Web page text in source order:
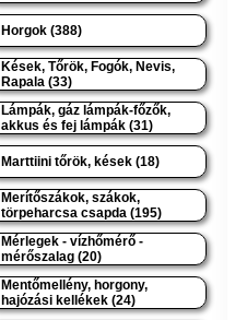
Horgok (388)
Kések, Tőrök, Fogók, Nevis,
Rapala (33)
Lámpák, gáz lámpák-főzők,
akkus és fej lámpák (31)
Marttiini tőrök, kések (18)
Merítőszákok, szákok,
törpeharcsa csapda (195)
Mérlegek - vízhőmérő -
mérőszalag (20)
Mentőmellény, horgony,
hajózási kellékek (24)